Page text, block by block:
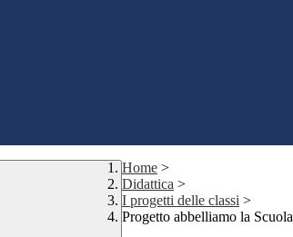
Home >
Didattica >
I progetti delle classi >
Progetto abbelliamo la Scuola